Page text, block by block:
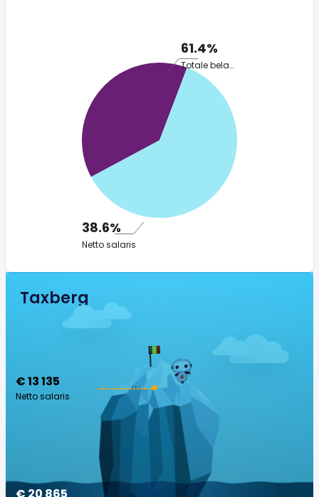
61.4%
Totale belasting
38.6%
Netto salaris
Taxberg
€ 13 135
Netto salaris